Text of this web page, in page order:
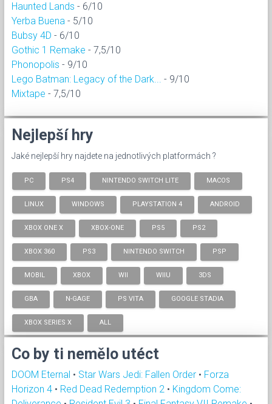
Haunted Lands - 6/10
Yerba Buena - 5/10
Bubsy 4D - 6/10
Gothic 1 Remake - 7,5/10
Phonopolis - 9/10
Lego Batman: Legacy of the Dark...
- 9/10
Mixtape - 7,5/10
Nejlepší hry
Jaké nejlepší hry najdete na jednotlivých platformách ?
PC PS4 NINTENDO SWITCH LITE MACOS
LINUX WINDOWS PLAYSTATION 4 ANDROID
XBOX ONE X XBOX-ONE PS5 PS2
XBOX 360 PS3 NINTENDO SWITCH PSP
MOBIL XBOX WII WIIU 3DS
GBA N-GAGE PS VITA GOOGLE STADIA
XBOX SERIES X ALL
Co by ti nemělo utéct
DOOM Eternal • Star Wars Jedi: Fallen Order • Forza
Horizon 4 • Red Dead Redemption 2 • Kingdom Come: